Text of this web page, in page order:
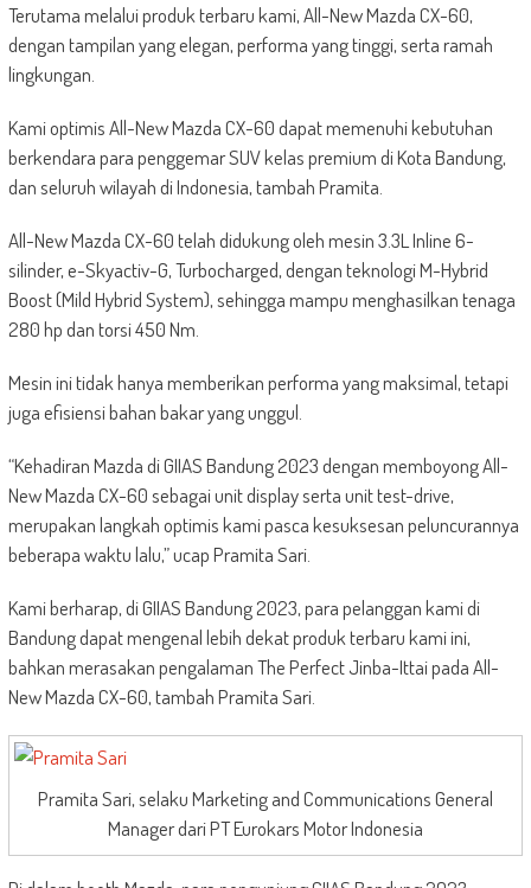
Terutama melalui produk terbaru kami, All-New Mazda CX-60,
dengan tampilan yang elegan, performa yang tinggi, serta ramah
lingkungan.
Kami optimis All-New Mazda CX-60 dapat memenuhi kebutuhan
berkendara para penggemar SUV kelas premium di Kota Bandung,
dan seluruh wilayah di Indonesia, tambah Pramita.
All-New Mazda CX-60 telah didukung oleh mesin 3.3L Inline 6-
silinder, e-Skyactiv-G, Turbocharged, dengan teknologi M-Hybrid
Boost (Mild Hybrid System), sehingga mampu menghasilkan tenaga
280 hp dan torsi 450 Nm.
Mesin ini tidak hanya memberikan performa yang maksimal, tetapi
juga efisiensi bahan bakar yang unggul.
“Kehadiran Mazda di GIIAS Bandung 2023 dengan memboyong All-
New Mazda CX-60 sebagai unit display serta unit test-drive,
merupakan langkah optimis kami pasca kesuksesan peluncurannya
beberapa waktu lalu,” ucap Pramita Sari.
Kami berharap, di GIIAS Bandung 2023, para pelanggan kami di
Bandung dapat mengenal lebih dekat produk terbaru kami ini,
bahkan merasakan pengalaman The Perfect Jinba-Ittai pada All-
New Mazda CX-60, tambah Pramita Sari.
Pramita Sari, selaku Marketing and Communications General
Manager dari PT Eurokars Motor Indonesia